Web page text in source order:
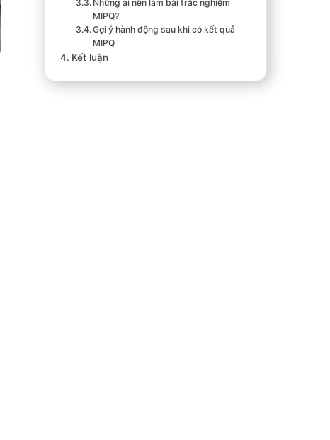
Những ai nên làm bài trắc nghiệm
MIPQ?
Gợi ý hành động sau khi có kết quả
MIPQ
Kết luận